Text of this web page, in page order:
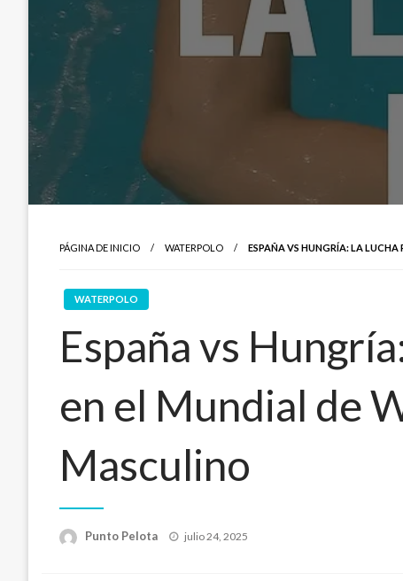
PÁGINA DE INICIO WATERPOLO ESPAÑA VS HUNGRÍA: LA
WATERPOLO
España vs
en el Mundial de
Masculino
Punto Pelota
Publicado
julio 24, 2025